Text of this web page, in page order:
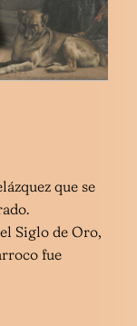
que se
Siglo de Oro,
fue